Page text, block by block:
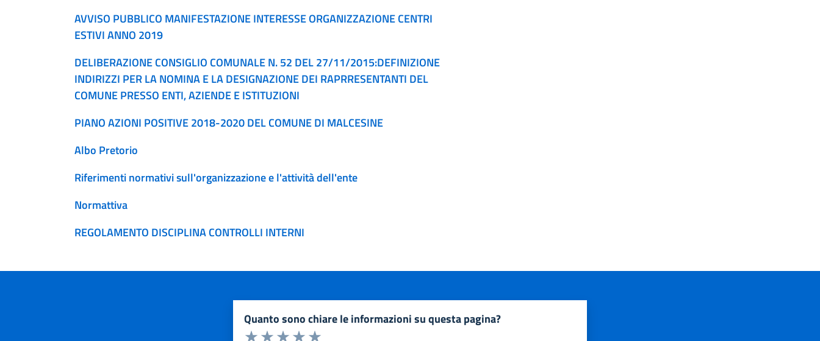
AVVISO PUBBLICO MANIFESTAZIONE INTERESSE ORGANIZZAZIONE CENTRI
ESTIVI ANNO 2019
DELIBERAZIONE CONSIGLIO COMUNALE N. 52 DEL 27/11/2015:DEFINIZIONE
INDIRIZZI PER LA NOMINA E LA DESIGNAZIONE DEI RAPRRESENTANTI DEL
COMUNE PRESSO ENTI, AZIENDE E ISTITUZIONI
PIANO AZIONI POSITIVE 2018-2020 DEL COMUNE DI MALCESINE
Albo Pretorio
Riferimenti normativi sull'organizzazione e l'attività dell'ente
Normattiva
REGOLAMENTO DISCIPLINA CONTROLLI INTERNI
quanto sono chiare le informazioni su questa pagina?
Valuta da 1 a 5 stelle la pagina